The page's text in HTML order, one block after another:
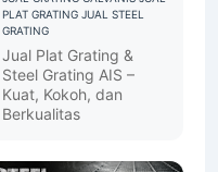
PLAT GRATING JUAL STEEL
GRATING
Jual Plat Grating &
Steel Grating AIS –
Berkualitas